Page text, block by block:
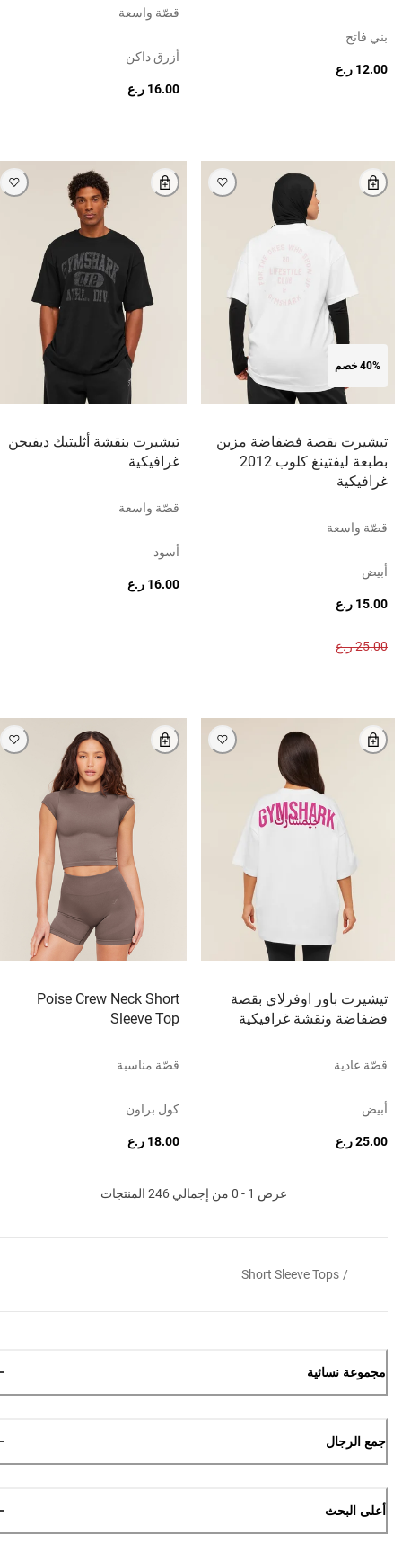
بني فاتح
12.00 ر.ع
قصّة واسعة
أزرق داكن
16.00 ر.ع
40% خصم
تيشيرت بقصة فضفاضة مزين
بطبعة ليفتينغ كلوب 2012
غرافيكية
قصّة واسعة
أبيض
15.00 ر.ع
25.00 ر.ع
تيشيرت بنقشة أثليتيك ديفيجن
غرافيكية
قصّة واسعة
أسود
16.00 ر.ع
تيشيرت باور اوفرلاي بقصة
فضفاضة ونقشة غرافيكية
قصّة عادية
أبيض
25.00 ر.ع
Poise Crew Neck Short
Sleeve Top
قصّة مناسبة
كول براون
18.00 ر.ع
عرض 1 - 0 من إجمالي 246 المنتجات
/
Short Sleeve Tops
مجموعة نسائية
جمع الرجال
أعلى البحث